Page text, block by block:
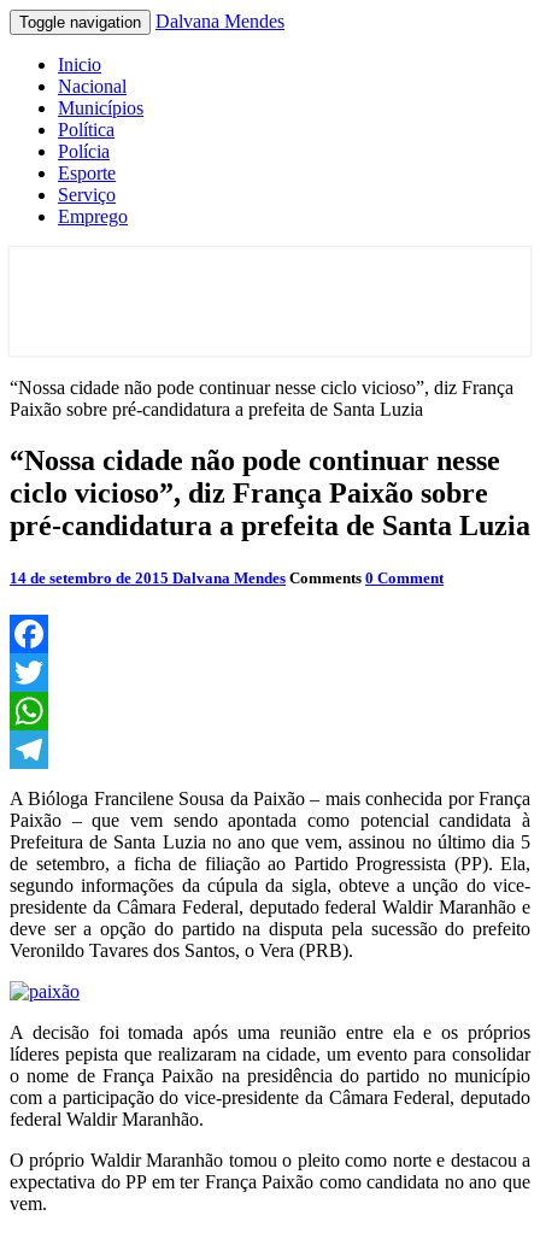
Toggle navigation Dalvana Mendes
Inicio
Nacional
Municípios
Política
Polícia
Esporte
Serviço
Emprego
“Nossa cidade não pode continuar nesse ciclo vicioso”, diz França
“Nossa cidade não pode continuar nesse
ciclo vicioso”, diz França Paixão sobre
14 de setembro de 2015 Dalvana Mendes Comments 0 Comment
Facebook
Twitter
WhatsApp
Telegram
A Bióloga Francilene Sousa da Paixão – mais conhecida por França
Paixão – que vem sendo apontada como potencial candidata à
Prefeitura de Santa Luzia no ano que vem, assinou no último dia 5
de setembro, a ficha de filiação ao Partido Progressista (PP). Ela,
segundo informações da cúpula da sigla, obteve a unção do vice-
presidente da Câmara Federal, deputado federal Waldir Maranhão e
deve ser a opção do partido na disputa pela sucessão do prefeito
Veronildo Tavares dos Santos, o Vera (PRB).
A decisão foi tomada após uma reunião entre ela e os próprios
líderes pepista que realizaram na cidade, um evento para consolidar
o nome de França Paixão na presidência do partido no município
com a participação do vice-presidente da Câmara Federal, deputado
federal Waldir Maranhão.
O próprio Waldir Maranhão tomou o pleito como norte e destacou a
expectativa do PP em ter França Paixão como candidata no ano que
vem.